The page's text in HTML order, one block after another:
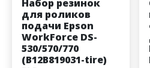
Набор резинок
для роликов
подачи Epson
WorkForce DS-
530/570/770
(B12B819031-tire)